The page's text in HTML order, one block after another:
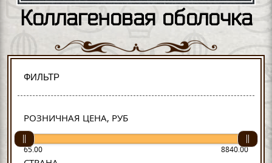
Коллагеновая оболочка
ФИЛЬТР
РОЗНИЧНАЯ ЦЕНА, РУБ
65.00 8840.00